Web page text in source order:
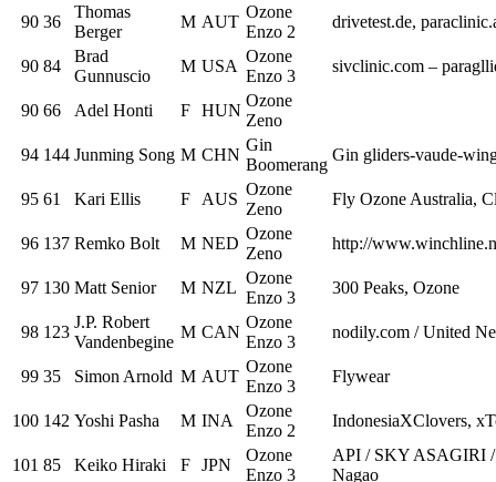
90 36
Thomas
Berger
M AUT
Ozone
Enzo 2
drivetest.de,
90 84
Brad
Gunnuscio
M USA
Ozone
Enzo 3
sivclinic.com –
90 66 Adel Honti F HUN
Ozone
Zeno
94 144 Junming Song M CHN
Gin
Boomerang
Gin gliders-vaude-
95 61 Kari Ellis F AUS
Ozone
Zeno
Fly Ozone Australia,
96 137 Remko Bolt M NED
Ozone
Zeno
http://
97 130 Matt Senior M NZL
Ozone
Enzo 3
300 Peaks, Ozone
98 123
J.P. Robert
Vandenbegine
M CAN
Ozone
Enzo 3
nodily.com / United
99 35 Simon Arnold M AUT
Ozone
Enzo 3
Flywear
100 142 Yoshi Pasha M INA
Ozone
Enzo 2
IndonesiaXClovers,
101 85 Keiko Hiraki F JPN
Ozone
Enzo 3
API / SKY ASAGIRI /
Nagao